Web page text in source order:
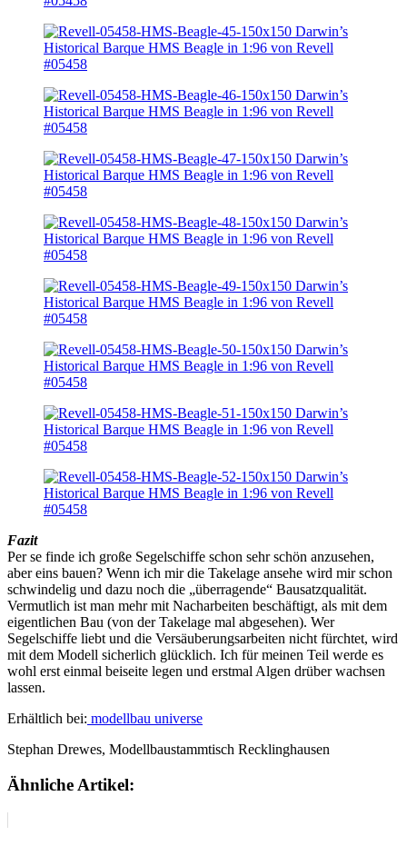
Fazit
Per se finde ich große Segelschiffe schon sehr schön anzusehen,
aber eins bauen? Wenn ich mir die Takelage ansehe wird mir schon
schwindelig und dazu noch die „überragende“ Bausatzqualität.
Vermutlich ist man mehr mit Nacharbeiten beschäftigt, als mit dem
eigentlichen Bau (von der Takelage mal abgesehen). Wer
Segelschiffe liebt und die Versäuberungsarbeiten nicht fürchtet, wird
mit dem Modell sicherlich glücklich. Ich für meinen Teil werde es
wohl erst einmal beiseite legen und erstmal Algen drüber wachsen
lassen.
Erhältlich bei: modellbau universe
Stephan Drewes, Modellbaustammtisch Recklinghausen
Ähnliche Artikel: